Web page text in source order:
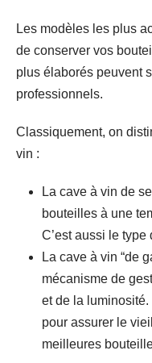
Les modèles les plus
de conserver vos
plus élaborés peuvent
professionnels.
Classiquement, on
vin :
La cave à vin de
bouteilles à une
C’est aussi le
La cave à vin “de
mécanisme de
et de la
pour assurer le
meilleures